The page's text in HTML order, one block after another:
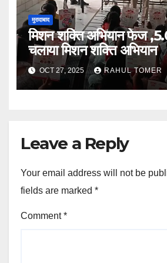
मुरादाबाद
मिशन शक्ति अभियान फेज
चलाया मिशन शक्ति अभियान
OCT 27, 2025 RAHUL TOMER
Leave a Reply
Your email address will not be
fields are marked *
Comment*